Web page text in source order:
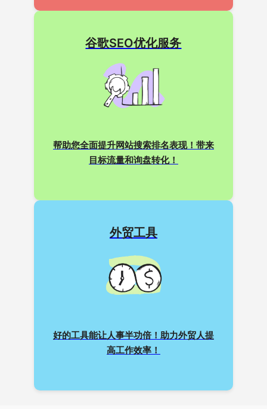
谷歌SEO优化服务
帮助您全面提升网站搜索排名表现！带来
目标流量和询盘转化！
外贸工具
好的工具能让人事半功倍！助力外贸人提
高工作效率！